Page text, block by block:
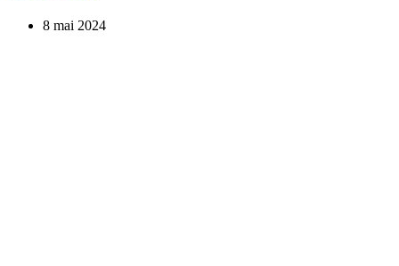
8 mai 2024